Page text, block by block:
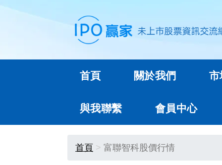
首頁 關於我們 市
與我聯繫 會員中心
首頁 富聯智科股價行情